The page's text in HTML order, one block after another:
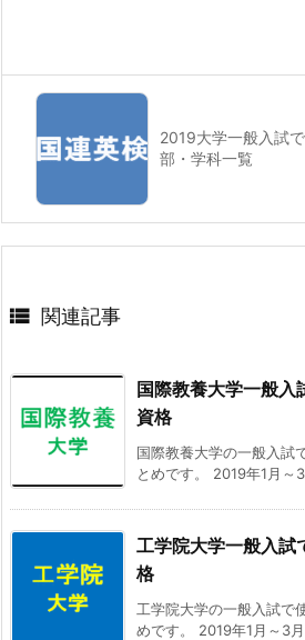
2019大学一般入試
部・学科一覧
 関連記事
国際教養大学一般入
資格
国際教養大学の一般入試
とめです。 2019年1月～
工学院大学一般入試
格
工学院大学の一般入試で
めです。 2019年1月～3